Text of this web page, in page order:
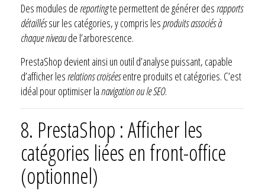
Des modules de reportingte permettent de générer des rapports
détailléssur les catégories, y compris lesproduits associés à
chaque niveaude l’arborescence.
PrestaShop devient ainsi un outil d’analyse puissant, capable
d’afficher les relations croiséesentre produits et catégories. C’est
idéal pour optimiser la navigation ou le SEO.
8. PrestaShop : Afficher les
catégories liées en front-office
(optionnel)